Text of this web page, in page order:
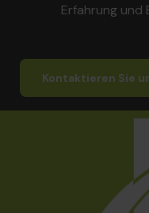
Erfahrung und
Kontaktieren Sie